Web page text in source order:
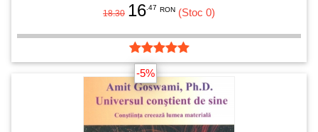
18.30 16 .47 RON (Stoc 0)
-5%